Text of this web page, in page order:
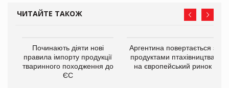
ЧИТАЙТЕ ТАКОЖ
Починають діяти нові
правила імпорту продукції
тваринного походження до
ЄС
Аргентина повертається з
продуктами птахівництва
на європейський ринок